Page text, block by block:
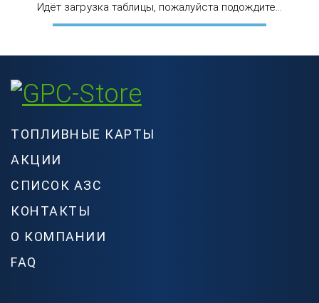
Идёт загрузка таблицы, пожалуйста подождите...
ТОПЛИВНЫЕ КАРТЫ
АКЦИИ
СПИСОК АЗС
КОНТАКТЫ
О КОМПАНИИ
FAQ